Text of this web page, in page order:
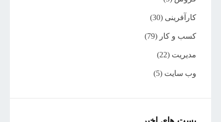
کارآفرینی (30)
کسب و کار (79)
مدیریت (22)
وب سایت (5)